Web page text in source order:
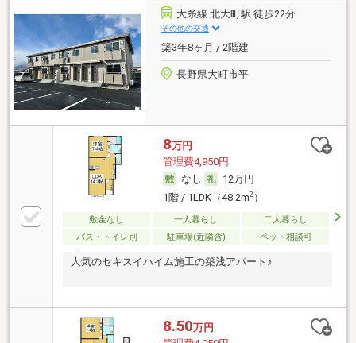
大糸線 北大町駅 徒歩22分
その他の交通
築3年8ヶ月 / 2階建
長野県大町市平
8万円
管理費4,950円
なし
12万円
1階 / 1LDK（48.2m2）
敷金なし 一人暮らし
二人暮らし
バス・トイレ別
駐車場(近隣含) ペット相談可
人気のセキスイハイム施工の築浅アパート♪
8.50万円